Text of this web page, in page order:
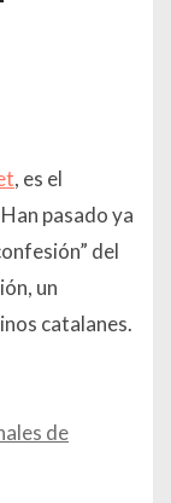
, es el
pasado ya
del
un
catalanes.
de